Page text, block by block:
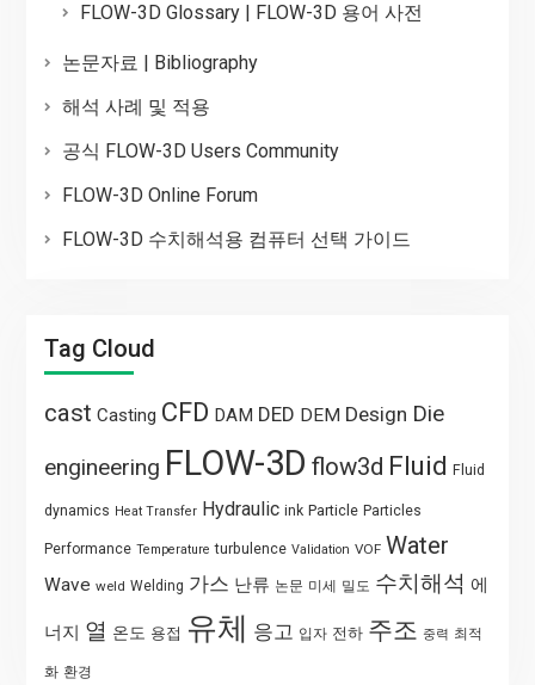
FLOW-3D Glossary | FLOW-3D 용어 사전
논문자료 | Bibliography
해석 사례 및 적용
공식 FLOW-3D Users Community
FLOW-3D Online Forum
FLOW-3D 수치해석용 컴퓨터 선택 가이드
Tag Cloud
cast Casting CFD DAM DED DEM Design Die
engineering FLOW-3D flow3d Fluid Fluid
dynamics Heat Transfer Hydraulic ink Particle Particles
Performance Temperature turbulence Validation VOF Water
Wave weld Welding 가스 난류 논문 미세 밀도 수치해석 에
너지 열 온도 용접 유체 응고 입자 전하 주조 중력 최적
화 환경